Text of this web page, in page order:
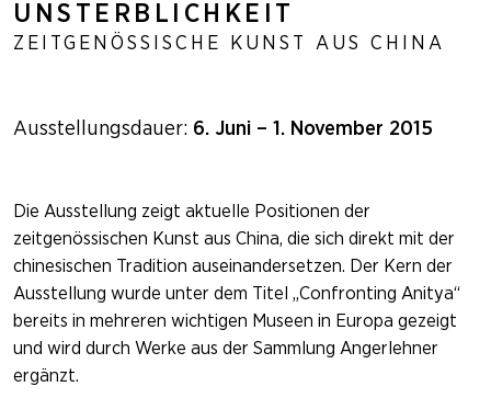
UNSTERBLICHKEIT
ZEITGENÖSSISCHE KUNST AUS CHINA
Ausstellungsdauer: 6. Juni – 1. November 2015
Die Ausstellung zeigt aktuelle Positionen der
zeitgenössischen Kunst aus China, die sich direkt mit der
chinesischen Tradition auseinandersetzen. Der Kern der
Ausstellung wurde unter dem Titel „Confronting Anitya“
bereits in mehreren wichtigen Museen in Europa gezeigt
und wird durch Werke aus der Sammlung Angerlehner
ergänzt.